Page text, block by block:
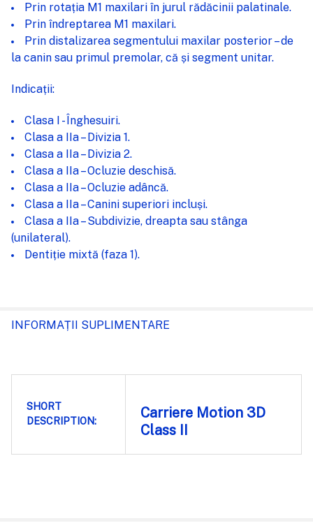
Prin rotația M1 maxilari în jurul rădăcinii palatinale.
Prin îndreptarea M1 maxilari.
Prin distalizarea segmentului maxilar posterior – de
la canin sau primul premolar, că și segment unitar.
Indicații:
Clasa I - Înghesuiri.
Clasa a IIa – Divizia 1.
Clasa a IIa – Divizia 2.
Clasa a IIa – Ocluzie deschisă.
Clasa a IIa – Ocluzie adâncă.
Clasa a IIa – Canini superiori incluși.
Clasa a IIa – Subdivizie, dreapta sau stânga
(unilateral).
Dentiție mixtă (faza 1).
INFORMAȚII SUPLIMENTARE
SHORT
DESCRIPTION:
Carriere Motion 3D
Class II